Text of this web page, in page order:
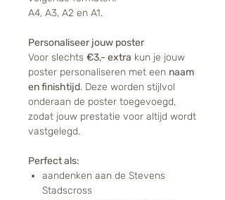
A4, A3, A2 en A1.
Personaliseer jouw poster
Voor slechts €3,- extra kun je jouw
poster personaliseren met een naam
en finishtijd. Deze worden stijlvol
onderaan de poster toegevoegd,
zodat jouw prestatie voor altijd wordt
vastgelegd.
Perfect als:
aandenken aan de Stevens
Stadscross